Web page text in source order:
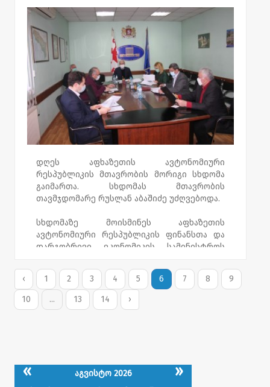
« აგვისტო 2026 »
დღეს აფხაზეთის ავტონომიური
რესპუბლიკის მთავრობის მორიგი სხდომა
გაიმართა. სხდომას მთავრობის
თავმჯდომარე რუსლან აბაშიძე უძღვებოდა.
სხდომაზე მოისმინეს აფხაზეთის
ავტონომიური რესპუბლიკის ფინანსთა და
დარგობრივი ეკონომიკის სამინისტროს
რესპუბლიკის 2020 წლის რესპუბლიკური
ბიუჯეტის შესრულების 3 თვის შედეგების
შესახებ. ასევე, განიხილეს აფხაზეთის
ავტონომიური რესპუბლიკის მთავრობის
‹ 1 2 3 4 5 6 7 8
9
10
... 13 14 ›